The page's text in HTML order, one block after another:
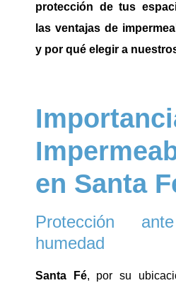
protección de tus
las ventajas de
y por qué elegir a
en Santa
Protección
humedad
Santa Fé, por su